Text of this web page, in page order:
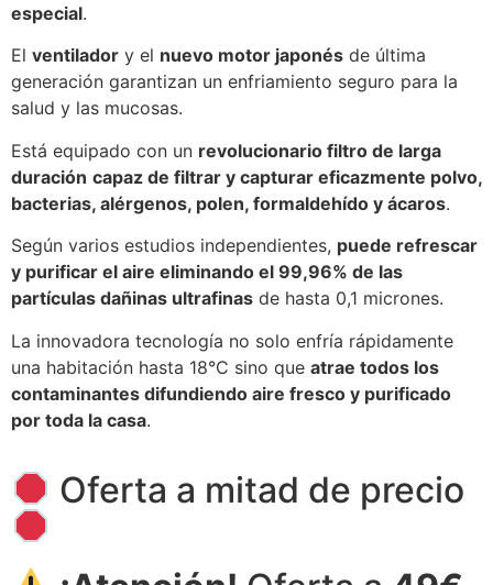
especial.
El ventilador y el nuevo motor japonés de última
generación garantizan un enfriamiento seguro para la
salud y las mucosas.
Está equipado con un revolucionario filtro de larga
duración capaz de filtrar y capturar eficazmente polvo,
bacterias, alérgenos, polen, formaldehído y ácaros.
Según varios estudios independientes, puede refrescar
y purificar el aire eliminando el 99,96% de las
partículas dañinas ultrafinas de hasta 0,1 micrones.
La innovadora tecnología no solo enfría rápidamente
una habitación hasta 18°C sino que atrae todos los
contaminantes difundiendo aire fresco y purificado
por toda la casa.
Oferta a mitad de precio